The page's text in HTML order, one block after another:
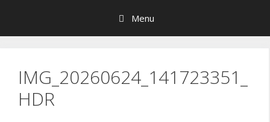
indhold
Menu
IMG_20260624_141723351_
HDR